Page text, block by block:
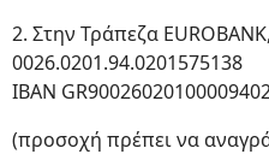
2. Στην Τράπεζα
0026.0201.94.0201575138
IBAN
(προσοχή πρέπει να